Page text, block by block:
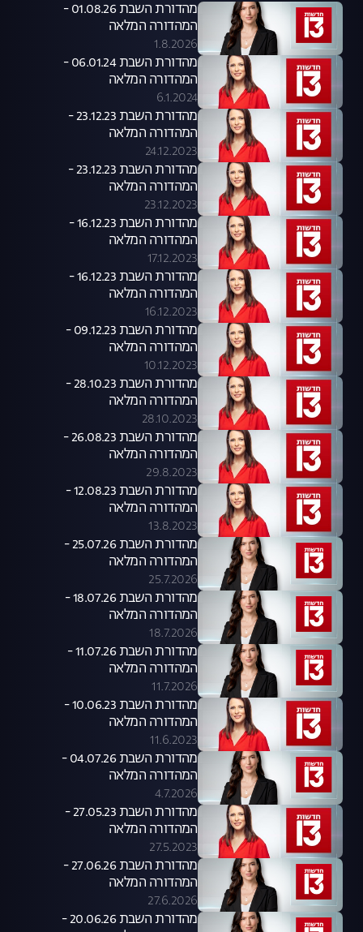
מהדורת השבת 01.08.26 -
המהדורה המלאה
1.8.2026
מהדורת השבת 06.01.24 -
המהדורה המלאה
6.1.2024
מהדורת השבת 23.12.23 -
המהדורה המלאה
24.12.2023
מהדורת השבת 23.12.23 -
המהדורה המלאה
23.12.2023
מהדורת השבת 16.12.23 -
המהדורה המלאה
17.12.2023
מהדורת השבת 16.12.23 -
המהדורה המלאה
16.12.2023
מהדורת השבת 09.12.23 -
המהדורה המלאה
10.12.2023
מהדורת השבת 28.10.23 -
המהדורה המלאה
28.10.2023
מהדורת השבת 26.08.23 -
המהדורה המלאה
29.8.2023
מהדורת השבת 12.08.23 -
המהדורה המלאה
13.8.2023
מהדורת השבת 25.07.26 -
המהדורה המלאה
25.7.2026
מהדורת השבת 18.07.26 -
המהדורה המלאה
18.7.2026
מהדורת השבת 11.07.26 -
המהדורה המלאה
11.7.2026
מהדורת השבת 10.06.23 -
המהדורה המלאה
11.6.2023
מהדורת השבת 04.07.26 -
המהדורה המלאה
4.7.2026
מהדורת השבת 27.05.23 -
המהדורה המלאה
27.5.2023
מהדורת השבת 27.06.26 -
המהדורה המלאה
27.6.2026
מהדורת השבת 20.06.26 -